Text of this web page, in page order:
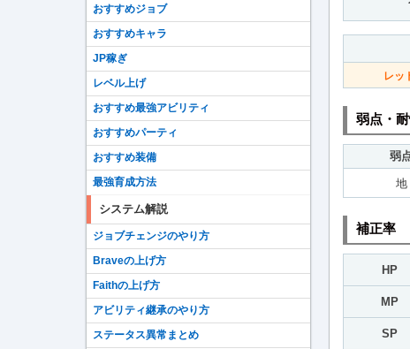
レッ
弱点・
弱
地
補正率
HP
MP
SP
おすすめジョブ
おすすめキャラ
JP稼ぎ
レベル上げ
おすすめ最強アビリティ
おすすめパーティ
おすすめ装備
最強育成方法
システム解説
ジョブチェンジのやり方
Braveの上げ方
Faithの上げ方
アビリティ継承のやり方
ステータス異常まとめ